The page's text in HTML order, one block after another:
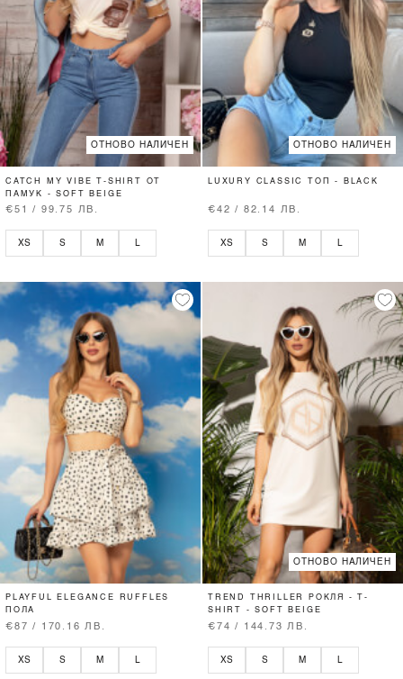
ОТНОВО НАЛИЧЕН
CATCH MY VIBE T-SHIRT ОТ
ПАМУК - SOFT BEIGE
€51 / 99.75 ЛВ.
XS S M L
ОТНОВО НАЛИЧЕН
LUXURY CLASSIC ТОП - BLACK
€42 / 82.14 ЛВ.
XS S M L
PLAYFUL ELEGANCE RUFFLES
ПОЛА
€87 / 170.16 ЛВ.
XS S M
ОТНОВО НАЛИЧЕН
TREND THRILLER РОКЛЯ - T-
SHIRT - SOFT BEIGE
€74 / 144.73 ЛВ.
XS S M